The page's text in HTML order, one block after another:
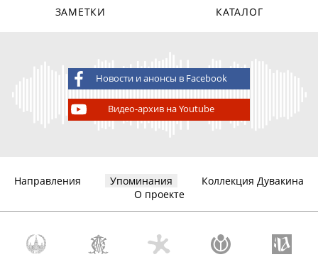
ЗАМЕТКИ
КАТАЛОГ
Новости и анонсы в Facebook
Видео-архив на Youtube
Направления Упоминания
Коллекция Дувакина
О проекте